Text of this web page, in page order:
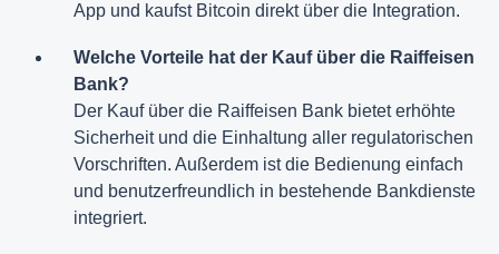
App und kaufst Bitcoin direkt über die Integration.
Welche Vorteile hat der Kauf über die Raiffeisen
Bank?
Der Kauf über die Raiffeisen Bank bietet erhöhte
Sicherheit und die Einhaltung aller regulatorischen
Vorschriften. Außerdem ist die Bedienung einfach
und benutzerfreundlich in bestehende Bankdienste
integriert.